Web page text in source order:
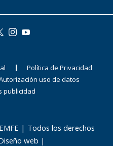
Política de Privacidad
uso de datos
publicidad
| Todos los derechos
web |